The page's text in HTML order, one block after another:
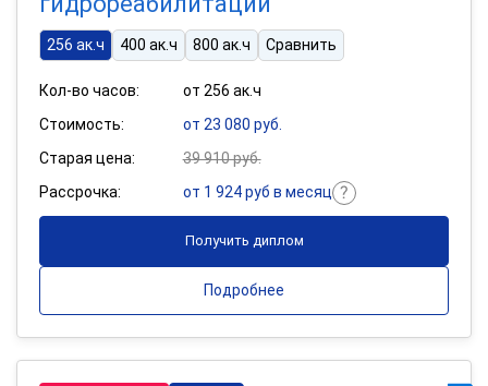
256 ак.ч 400 ак.ч 800 ак.ч Сравнить
Кол-во часов:
от 256 ак.ч
Стоимость:
от 23 080 руб.
Старая цена:
39 910 руб.
Рассрочка:
от 1 924 руб в месяц
Получить диплом
Подробнее